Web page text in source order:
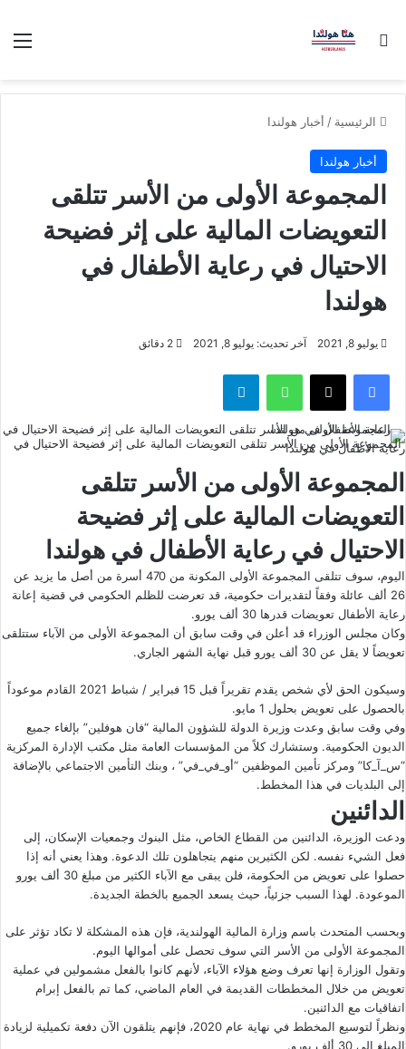
بحث عن
الرئيسية / أخبار هولندا
أخبار هولندا
المجموعة الأولى من الأسر تتلقى
التعويضات المالية على إثر فضيحة
الاحتيال في رعاية الأطفال في
هولندا
يوليو 8, 2021 آخر تحديث: يوليو 8, 2021
فيسبوك ‫X واتساب تيلقرام
المجموعة الأولى من الأسر تتلقى التعويضات المالية على إثر فضيحة الاحتيال في
رعاية الأطفال في هولندا
المجموعة الأولى من الأسر تتلقى
التعويضات المالية على إثر فضيحة
الاحتيال في رعاية الأطفال في هولندا
اليوم، سوف تتلقى المجموعة الأولى المكونة من 470 أسرة من أصل ما يزيد عن
26 ألف عائلة وفقاً لتقديرات حكومية، قد تعرضت للظلم الحكومي في قضية إعانة
رعاية الأطفال تعويضات قدرها 30 ألف يورو.
وكان مجلس الوزراء قد أعلن في وقت سابق أن المجموعة الأولى من الآباء ستتلقى
تعويضاً لا يقل عن 30 ألف يورو قبل نهاية الشهر الجاري.
وسيكون الحق لأي شخص يقدم تقريراً قبل 15 فبراير / شباط 2021 القادم موعوداً
بالحصول على تعويض بحلول 1 مايو.
وفي وقت سابق وعدت وزيرة الدولة للشؤون المالية “فان هوفلين” بإلغاء جميع
الديون الحكومية. وستشارك كلاً من المؤسسات العامة مثل مكتب الإدارة المركزية
“س_آ_كا” ومركز تأمين الموظفين “أو_في_في” ، وبنك التأمين الاجتماعي بالإضافة
إلى البلديات في هذا المخطط.
الدائنين
ودعت الوزيرة، الدائنين من القطاع الخاص، مثل البنوك وجمعيات الإسكان، إلى
فعل الشيء نفسه. لكن الكثيرين منهم يتجاهلون تلك الدعوة. وهذا يعني أنه إذا
حصلوا على تعويض من الحكومة، فلن يبقى مع الآباء الكثير من مبلغ 30 ألف يورو
الموعودة. لهذا السبب جزئياً، حيث يسعد الجميع بالخطة الجديدة.
وبحسب المتحدث باسم وزارة المالية الهولندية، فإن هذه المشكلة لا تكاد تؤثر على
المجموعة الأولى من الأسر التي سوف تحصل على أموالها اليوم.
وتقول الوزارة إنها تعرف وضع هؤلاء الآباء، لأنهم كانوا بالفعل مشمولين في عملية
تعويض من خلال المخططات القديمة في العام الماضي، كما تم بالفعل إبرام
اتفاقيات مع الدائنين.
ونظراً لتوسيع المخطط في نهاية عام 2020، فإنهم يتلقون الآن دفعة تكميلية لزيادة
المبلغ إلى 30 ألف يورو.